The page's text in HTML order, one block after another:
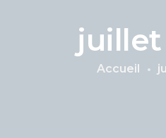
juillet
Accueil